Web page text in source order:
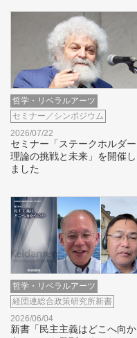
哲学・リベラルアーツ
セミナー／シンポジウム
2026/07/22
セミナー「ステークホルダー
理論の挑戦と未来」を開催し
ました
哲学・リベラルアーツ
経団連総合政策研究所新書
2026/06/04
新書「民主主義はどこへ向か